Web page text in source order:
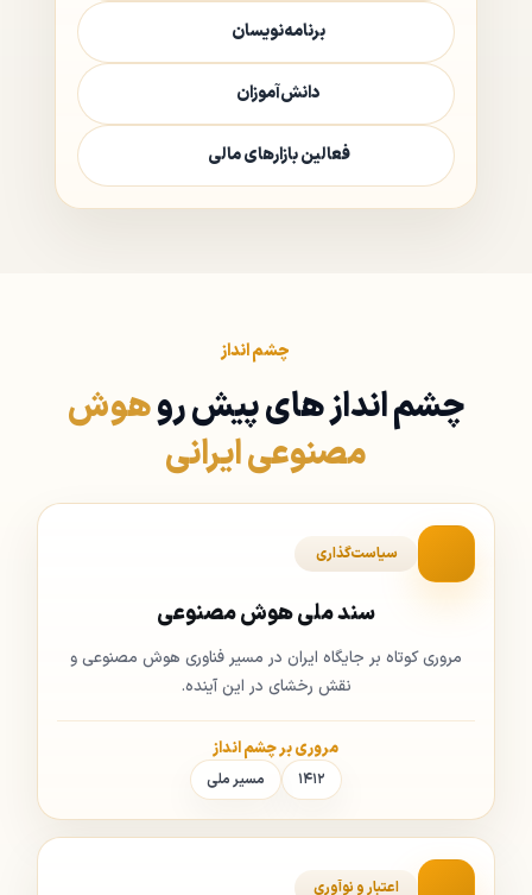
برنامه‌نویسان
دانش‌آموزان
فعالین بازارهای مالی
چشم انداز
چشم انداز های پیش روهوش
مصنوعی ایرانی
سیاست‌گذاری
سند ملی هوش مصنوعی
مروری کوتاه بر جایگاه ایران در مسیر فناوری هوش مصنوعی و
نقش رخشای در این آینده.
۱۴۱۲ مسیر ملی
مروری بر چشم انداز
اعتبار و نوآوری